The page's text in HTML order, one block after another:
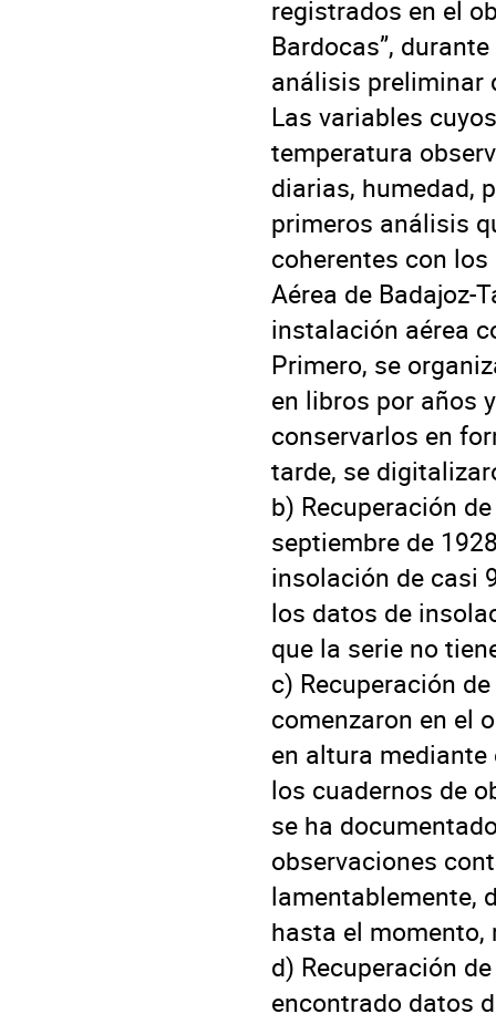
registrados en el
Bardocas”,
análisis preliminar
Las variables
temperatura
diarias, humedad,
primeros análisis
coherentes con
Aérea de Badajoz-
instalación aérea
Primero, se
en libros por años
conservarlos en
tarde, se
b) Recuperación
septiembre de
insolación de casi
los datos de
que la serie no
c) Recuperación
comenzaron en el
en altura
los cuadernos de
se ha
observaciones
lamentablemente,
hasta el momento,
d) Recuperación
encontrado datos